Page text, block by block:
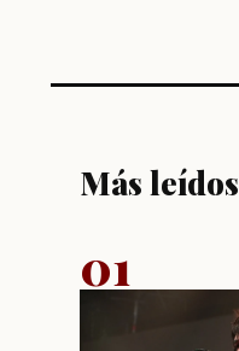
Más leídos
01